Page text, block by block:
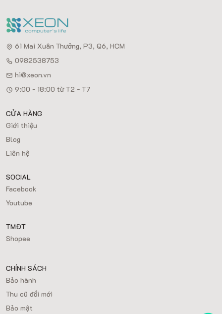
61 Mai Xuân Thưởng, P3, Q6, HCM
0982538753
hi@xeon.vn
9:00 - 18:00 từ T2 - T7
CỬA HÀNG
Giới thiệu
Blog
Liên hệ
SOCIAL
Facebook
Youtube
TMĐT
Shopee
CHÍNH SÁCH
Bảo hành
Thu cũ đổi mới
Bảo mật